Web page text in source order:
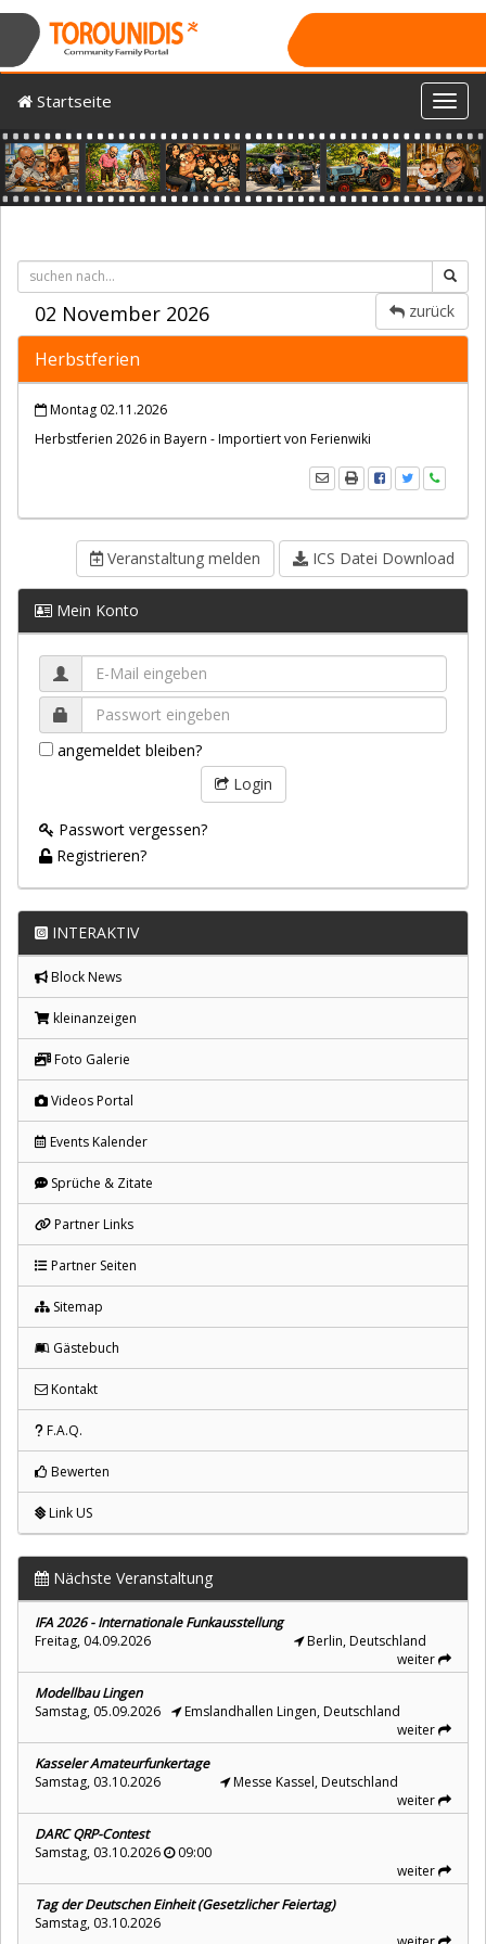
Startseite
Previous
02 November 2026 zurück
Herbstferien
Montag 02.11.2026
Herbstferien 2026 in Bayern - Importiert von Ferienwiki
Veranstaltung melden ICS Datei Download
Mein Konto
angemeldet bleiben?
Login
Passwort vergessen?
Registrieren?
INTERAKTIV
Block News
kleinanzeigen
Foto Galerie
Videos Portal
Events Kalender
Sprüche & Zitate
Partner Links
Partner Seiten
Sitemap
Gästebuch
Kontakt
F.A.Q.
Bewerten
Link US
Nächste Veranstaltung
IFA 2026 - Internationale Funkausstellung
Freitag, 04.09.2026
Berlin, Deutschland
weiter
Modellbau Lingen
Samstag, 05.09.2026
Emslandhallen Lingen, Deutschland
weiter
Kasseler Amateurfunkertage
Samstag, 03.10.2026
Messe Kassel, Deutschland
weiter
DARC QRP-Contest
Samstag, 03.10.2026
09:00
weiter
Tag der Deutschen Einheit (Gesetzlicher Feiertag)
Samstag, 03.10.2026